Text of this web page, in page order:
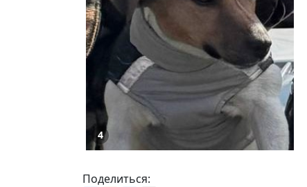
4
Поделиться: